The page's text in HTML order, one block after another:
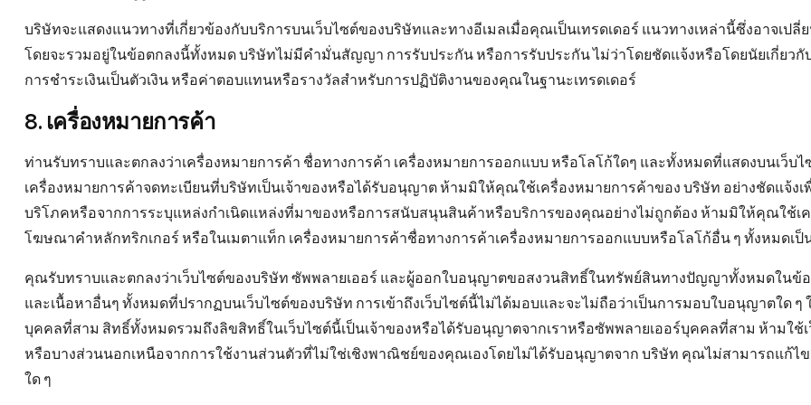
บริษัทจะแสดงแนวทางที่เกี่ยวข้องกับบริการบนเว็บไซต์ของบริษัทและทางอีเมลเมื่อคุณเป็นเทรดเดอร์ แนวทางเหล่านี้ซึ่งอาจเป
โดยจะรวมอยู่ในข้อตกลงนี้ทั้งหมด บริษัทไม่มีคํามั่นสัญญา การรับประกัน หรือการรับประกัน ไม่ว่าโดยชัดแจ้งหรือโดยนัยเกี่ยว
การชําระเงินเป็นตัวเงิน หรือค่าตอบแทนหรือรางวัลสําหรับการปฏิบัติงานของคุณในฐานะเทรดเดอร์
8. เครื่องหมายการค้า
ท่านรับทราบและตกลงว่าเครื่องหมายการค้า ชื่อทางการค้า เครื่องหมายการออกแบบ หรือโลโก้ใดๆ และทั้งหมดที่แสดงบนเว็บ
เครื่องหมายการค้าจดทะเบียนที่บริษัทเป็นเจ้าของหรือได้รับอนุญาต ห้ามมิให้คุณใช้เครื่องหมายการค้าของ บริษัท อย่างชัดแจ้
บริโภคหรือจากการระบุแหล่งกําเนิดแหล่งที่มาของหรือการสนับสนุนสินค้าหรือบริการของคุณอย่างไม่ถูกต้อง ห้ามมิให้คุณใช้
โฆษณาคําหลักทริกเกอร์ หรือในเมตาแท็ก เครื่องหมายการค้าชื่อทางการค้าเครื่องหมายการออกแบบหรือโลโก้อื่น ๆ ทั้งหมดเป็
คุณรับทราบและตกลงว่าเว็บไซต์ของบริษัท ซัพพลายเออร์ และผู้ออกใบอนุญาตขอสงวนสิทธิ์ในทรัพย์สินทางปัญญาทั้งหมดในข้
และเนื้อหาอื่นๆ ทั้งหมดที่ปรากฏบนเว็บไซต์ของบริษัท การเข้าถึงเว็บไซต์นี้ไม่ได้มอบและจะไม่ถือว่าเป็นการมอบใบอนุญาตใ
บุคคลที่สาม สิทธิ์ทั้งหมดรวมถึงลิขสิทธิ์ในเว็บไซต์นี้เป็นเจ้าของหรือได้รับอนุญาตจากเราหรือซัพพลายเออร์บุคคลที่สาม ห้ามใช้
หรือบางส่วนนอกเหนือจากการใช้งานส่วนตัวที่ไม่ใช่เชิงพาณิชย์ของคุณเองโดยไม่ได้รับอนุญาตจาก บริษัท คุณไม่สามารถแก้ไ
ใด ๆ